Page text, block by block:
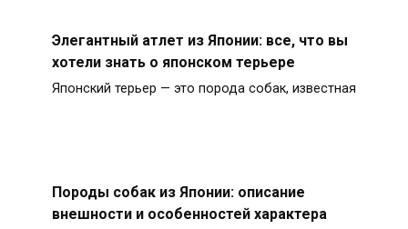
Элегантный атлет из Японии: все, что вы
хотели знать о японском терьере
Японский терьер — это порода собак, известная
Породы собак из Японии: описание
внешности и особенностей характера